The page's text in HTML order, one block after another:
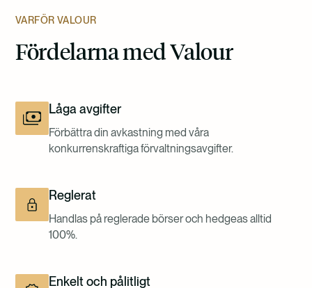
VARFÖR VALOUR
Fördelarna med Valour
Låga avgifter
Förbättra din avkastning med våra
konkurrenskraftiga förvaltningsavgifter.
Reglerat
Handlas på reglerade börser och hedgeas alltid
100%.
Enkelt och pålitligt